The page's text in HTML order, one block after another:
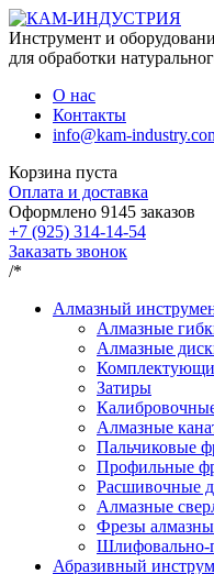
Инструмент и
для обработки
О нас
Контакты
info@kam-
Корзина пуста
Оплата и доставка
Оформлено 9145 заказов
+7 (925) 314-14-54
Заказать звонок
/*
Алмазный
Алмазные
Алмазные
Затиры
Алмазные
Пальчиковые
Профильные
Расшивочные
Алмазные
Фрезы
Шлифовально-
Абразивный